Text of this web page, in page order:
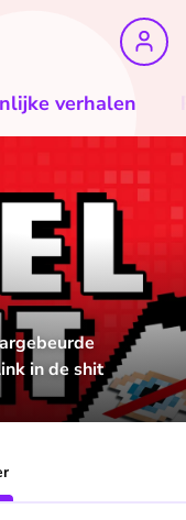
verhalen
in de shit